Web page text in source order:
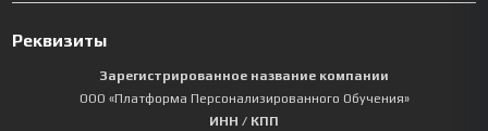
Реквизиты
Зарегистрированное название компании
ООО «Платформа Персонализированного Обучения»
ИНН / КПП